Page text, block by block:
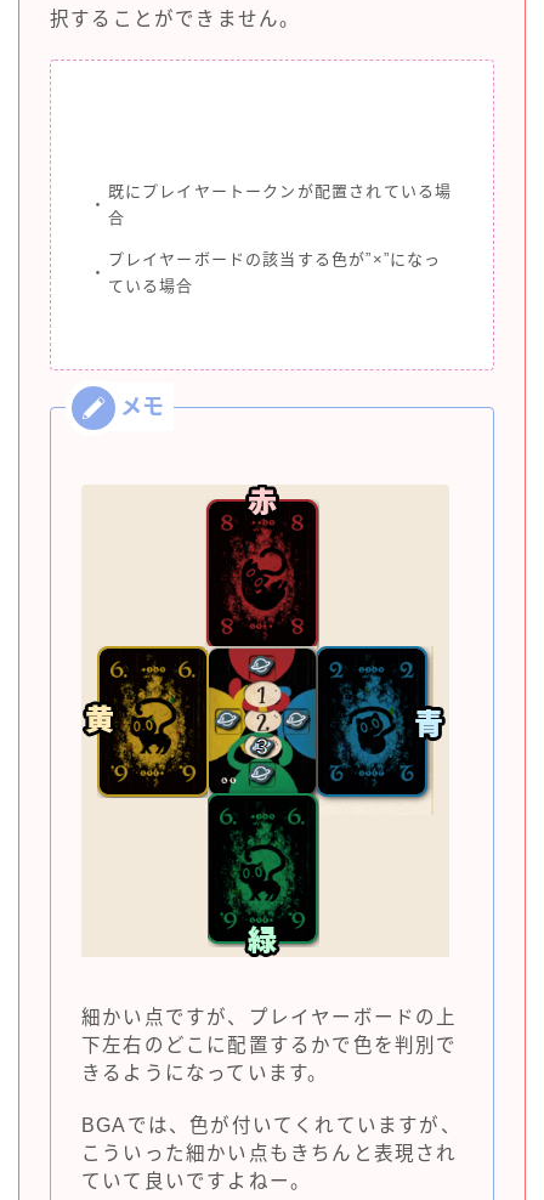
択することができません。
・
既にプレイヤートークンが配置されている場
合
・
プレイヤーボードの該当する色が”×”になっ
ている場合
細かい点ですが、プレイヤーボードの上
下左右のどこに配置するかで色を判別で
きるようになっています。
BGAでは、色が付いてくれていますが、
こういった細かい点もきちんと表現され
ていて良いですよねー。